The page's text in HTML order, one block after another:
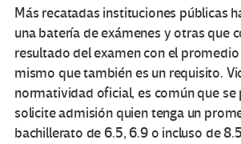
Más recatadas instituciones públicas
una batería de exámenes y otras que
resultado del examen con el
mismo que también es un requisito.
normatividad oficial, es común que se
solicite admisión quien tenga un
bachillerato de 6.5, 6.9 o incluso de